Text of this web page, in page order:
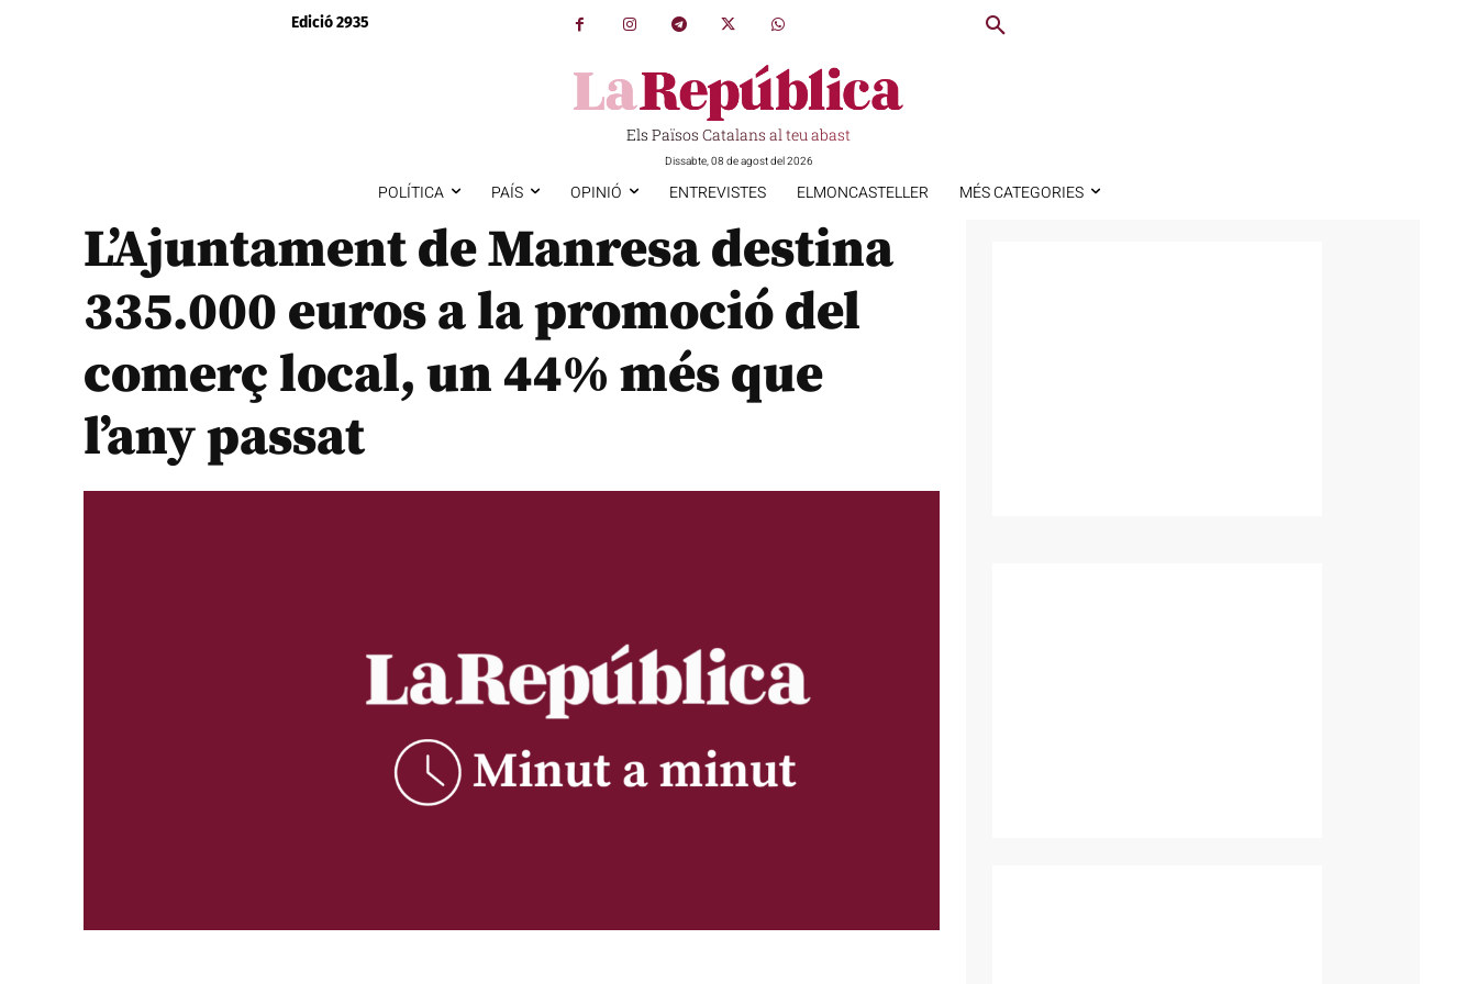
Edició 2935
Els Països Catalans al teu abast
Dissabte, 08 de agost del 2026
POLÍTICA PAÍS OPINIÓ ENTREVISTES ELMONCASTELLER MÉS CATEGORIES
L’Ajuntament de Manresa destina
335.000 euros a la promoció del
comerç local, un 44% més que
l’any passat